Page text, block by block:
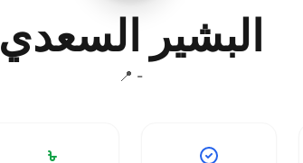
البشير السعدي
📍 -